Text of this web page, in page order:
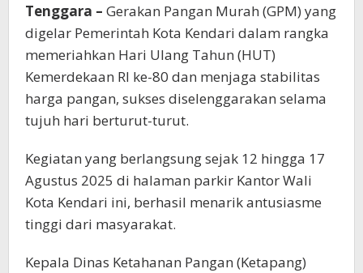
Tenggara – Gerakan Pangan Murah (GPM) yang
digelar Pemerintah Kota Kendari dalam rangka
memeriahkan Hari Ulang Tahun (HUT)
Kemerdekaan RI ke-80 dan menjaga stabilitas
harga pangan, sukses diselenggarakan selama
tujuh hari berturut-turut.
Kegiatan yang berlangsung sejak 12 hingga 17
Agustus 2025 di halaman parkir Kantor Wali
Kota Kendari ini, berhasil menarik antusiasme
tinggi dari masyarakat.
Kepala Dinas Ketahanan Pangan (Ketapang)